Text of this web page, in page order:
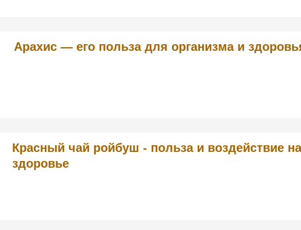
Арахис — его польза для организма и
Красный чай ройбуш - польза и воздействие
здоровье